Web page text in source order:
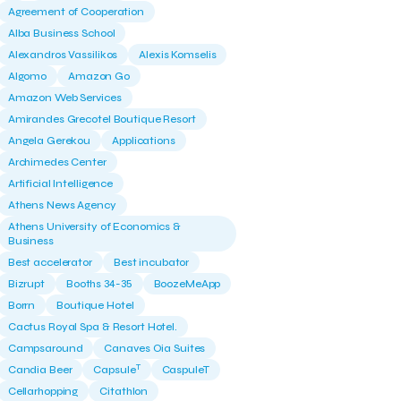
Agreement of Cooperation
Alba Business School
Alexandros Vassilikos
Alexis Komselis
Algomo
Amazon Go
Amazon Web Services
Amirandes Grecotel Boutique Resort
Angela Gerekou
Applications
Archimedes Center
Artificial Intelligence
Athens News Agency
Athens University of Economics &
Business
Best accelerator
Best incubator
Bizrupt
Booths 34-35
BoozeMeApp
Borrn
Boutique Hotel
Cactus Royal Spa & Resort Hotel.
Campsaround
Canaves Oia Suites
Candia Beer
CapsuleT
CaspuleT
Cellarhopping
Citathlon